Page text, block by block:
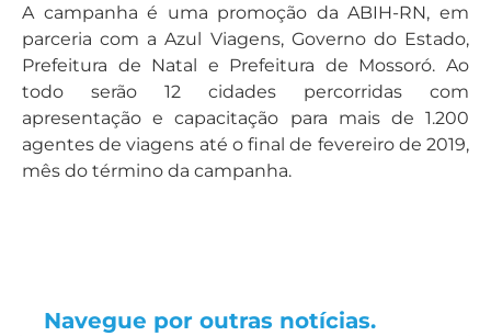
A campanha é uma promoção da ABIH-RN, em
parceria com a Azul Viagens, Governo do Estado,
Prefeitura de Natal e Prefeitura de Mossoró. Ao
todo serão 12 cidades percorridas com
apresentação e capacitação para mais de 1.200
agentes de viagens até o final de fevereiro de 2019,
mês do término da campanha.
Navegue por outras notícias.